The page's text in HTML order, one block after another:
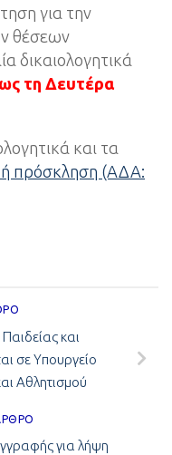
για την
θέσεων
δικαιολογητικά
τη Δευτέρα
και τα
πρόσκληση (ΑΔΑ:
και
σε Υπουργείο
Αθλητισμού
για λήψη